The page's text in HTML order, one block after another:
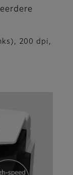
200 dpi,